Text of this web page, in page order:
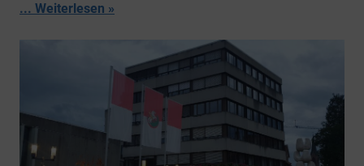
... Weiterlesen